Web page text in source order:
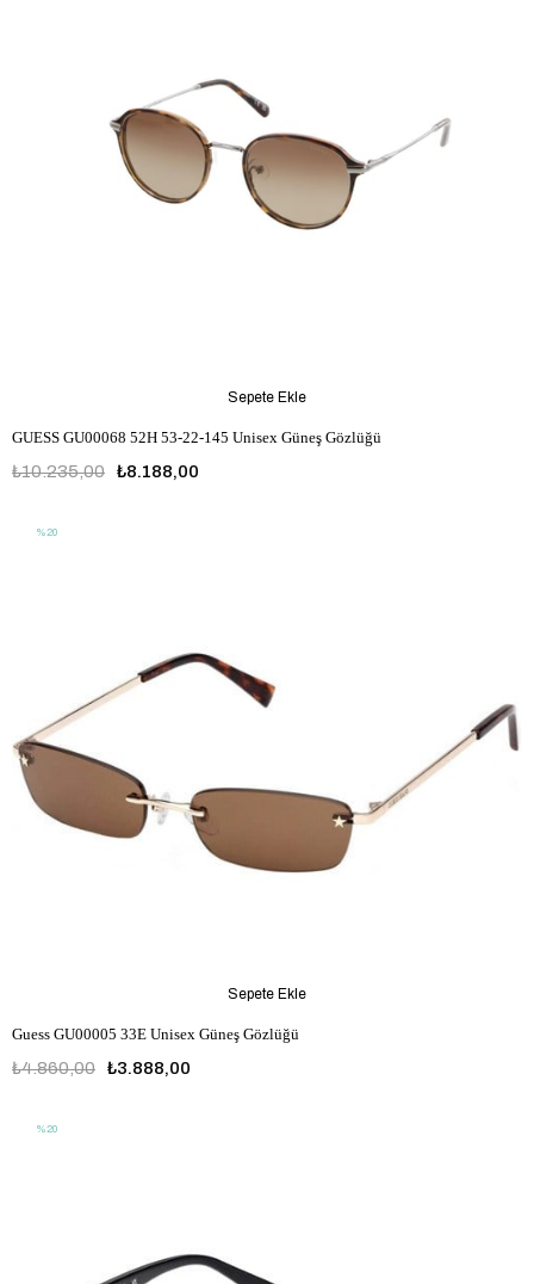
GUESS GU00068 52H 53-22-145 Unisex Güneş Gözlüğü
₺8.188,00
₺10.235,00
Sepete Ekle
Guess GU00005 33E Unisex Güneş Gözlüğü
₺3.888,00
₺4.860,00
Sepete Ekle
%20
%20